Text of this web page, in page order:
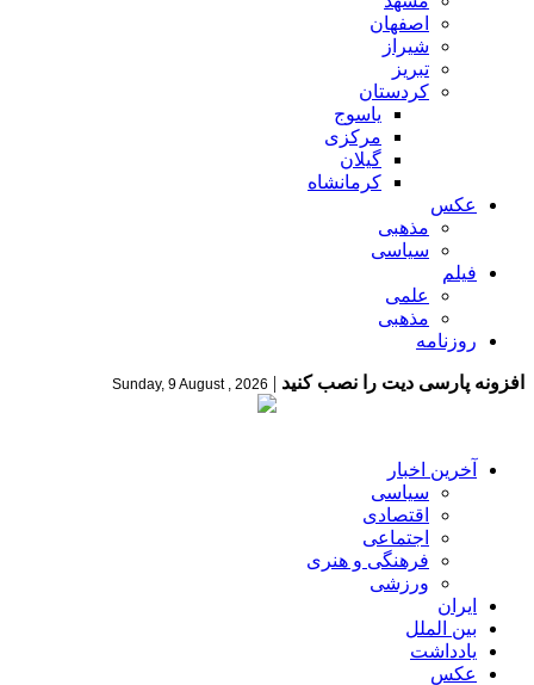
اصفهان
شیراز
تبریز
کردستان
یاسوج
مرکزی
گیلان
کرمانشاه
عکس
مذهبی
سیاسی
فیلم
علمی
مذهبی
روزنامه
افزونه پارسی دیت را نصب کنید |
Sunday, 9 August , 2026
آخرین اخبار
سیاسی
اقتصادی
اجتماعی
فرهنگی و هنری
ورزشی
ایران
بین الملل
یادداشت
عکس